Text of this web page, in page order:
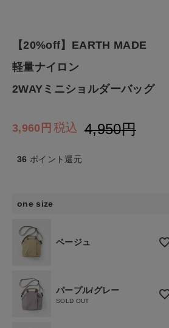
生活雑貨
ギフト
ブランド
CONTENTS
お問い合わせ
【20%off】EARTH MADE
軽量ナイロン
2WAYミニショルダーバッグ
4,950
3,960 税込
36 ポイント還元
one size
ベージュ
パープル/グレー
SOLD OUT